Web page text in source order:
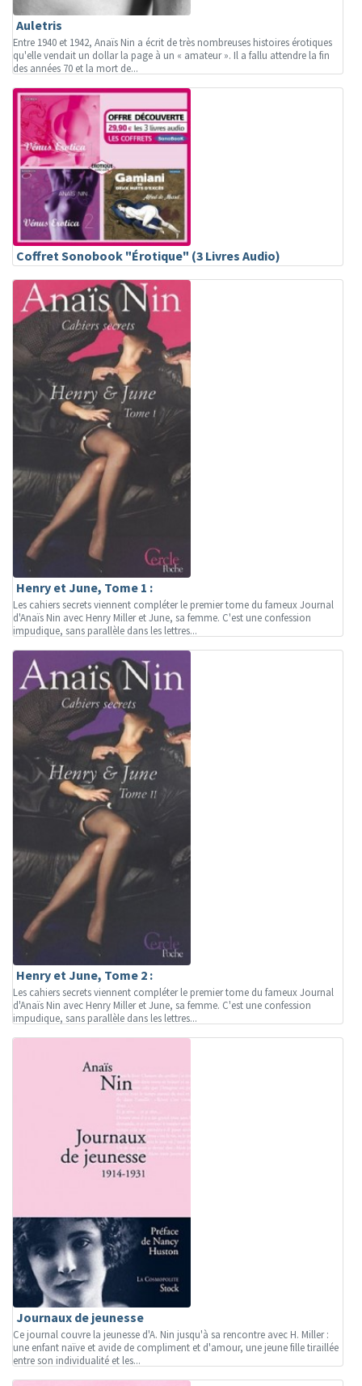
Auletris
Entre 1940 et 1942, Anaïs Nin a écrit de très nombreuses histoires érotiques
qu'elle vendait un dollar la page à un « amateur ». Il a fallu attendre la fin
des années 70 et la mort de...
Coffret Sonobook "Érotique" (3 Livres Audio)
Henry et June, Tome 1 :
Les cahiers secrets viennent compléter le premier tome du fameux Journal
d'Anaïs Nin avec Henry Miller et June, sa femme. C'est une confession
impudique, sans parallèle dans les lettres...
Henry et June, Tome 2 :
Les cahiers secrets viennent compléter le premier tome du fameux Journal
d'Anaïs Nin avec Henry Miller et June, sa femme. C'est une confession
impudique, sans parallèle dans les lettres...
Journaux de jeunesse
Ce journal couvre la jeunesse d'A. Nin jusqu'à sa rencontre avec H. Miller :
une enfant naïve et avide de compliment et d'amour, une jeune fille tiraillée
entre son individualité et les...